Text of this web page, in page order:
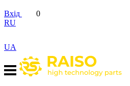
Вхід
0
RU
UA